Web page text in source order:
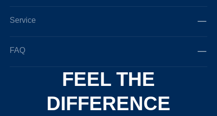
Service
FAQ
FEEL THE
DIFFERENCE